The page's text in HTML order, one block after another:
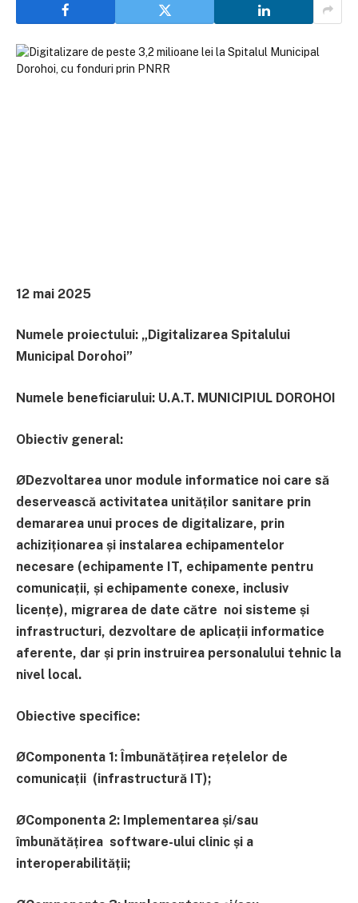
12 mai 2025
Numele proiectului: „Digitalizarea Spitalului
Municipal Dorohoi”
Numele beneficiarului: U.A.T. MUNICIPIUL DOROHOI
Obiectiv general:
ØDezvoltarea unor module informatice noi care să
deservească activitatea unităților sanitare prin
demararea unui proces de digitalizare, prin
achiziționarea și instalarea echipamentelor
necesare (echipamente IT, echipamente pentru
comunicații, și echipamente conexe, inclusiv
licențe), migrarea de date către noi sisteme și
infrastructuri, dezvoltare de aplicații informatice
aferente, dar și prin instruirea personalului tehnic la
nivel local.
Obiective specifice:
ØComponenta 1: Îmbunătățirea rețelelor de
comunicații (infrastructură IT);
ØComponenta 2: Implementarea și/sau
îmbunătățirea software-ului clinic și a
interoperabilității;